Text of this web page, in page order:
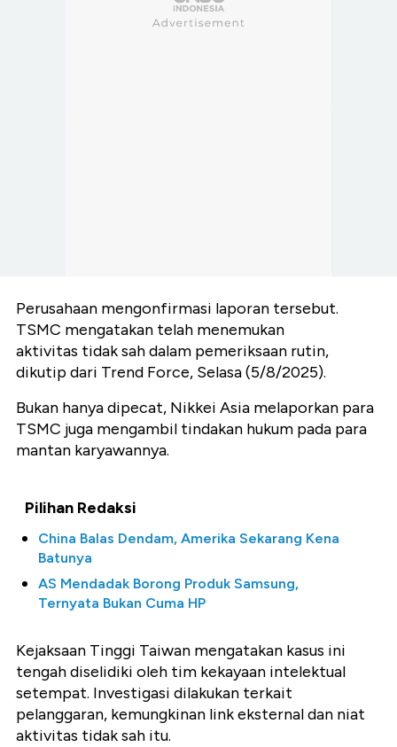
Perusahaan mengonfirmasi laporan tersebut.
TSMC mengatakan telah menemukan
aktivitas tidak sah dalam pemeriksaan rutin,
dikutip dari Trend Force, Selasa (5/8/2025).
Bukan hanya dipecat, Nikkei Asia melaporkan para
TSMC juga mengambil tindakan hukum pada para
mantan karyawannya.
Pilihan Redaksi
China Balas Dendam, Amerika Sekarang Kena
Batunya
AS Mendadak Borong Produk Samsung,
Ternyata Bukan Cuma HP
Kejaksaan Tinggi Taiwan mengatakan kasus ini
tengah diselidiki oleh tim kekayaan intelektual
setempat. Investigasi dilakukan terkait
pelanggaran, kemungkinan link eksternal dan niat
aktivitas tidak sah itu.